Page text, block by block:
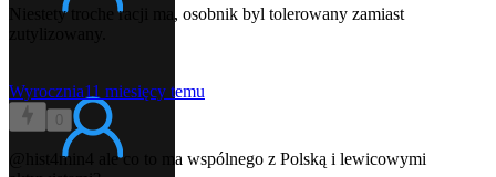
Niestety troche racji ma, osobnik byl tolerowany zamiast
Wyrocznia11 miesięcy temu
0
@hist4min4
ale co to ma wspólnego z Polską i lewicowymi